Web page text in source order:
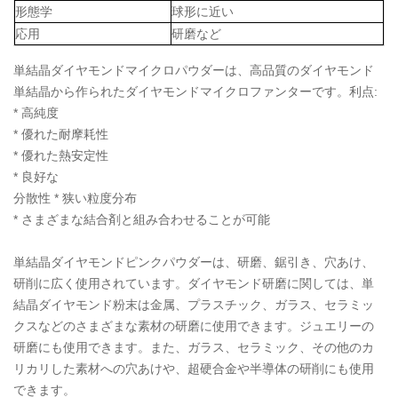
形態学
球形に近い
応用
研磨など
単結晶ダイヤモンドマイクロパウダーは、高品質のダイヤモンド
単結晶から作られたダイヤモンドマイクロファンターです。利点:
* 高純度
* 優れた耐摩耗性
* 優れた熱安定性
* 良好な
分散性 * 狭い粒度分布
* さまざまな結合剤と組み合わせることが可能
単結晶ダイヤモンドピンクパウダーは、研磨、鋸引き、穴あけ、
研削に広く使用されています。ダイヤモンド研磨に関しては、単
結晶ダイヤモンド粉末は金属、プラスチック、ガラス、セラミッ
クスなどのさまざまな素材の研磨に使用できます。ジュエリーの
研磨にも使用できます。また、ガラス、セラミック、その他のカ
リカリした素材への穴あけや、超硬合金や半導体の研削にも使用
できます。